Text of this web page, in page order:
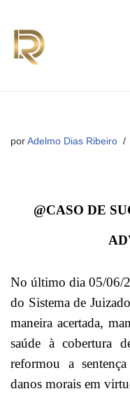
Avançar
para
por Adelmo Dias Ribeiro
@CASO DE
No último dia 05/06/
do Sistema de
maneira acertada,
saúde à cobertura
reformou a
danos morais em